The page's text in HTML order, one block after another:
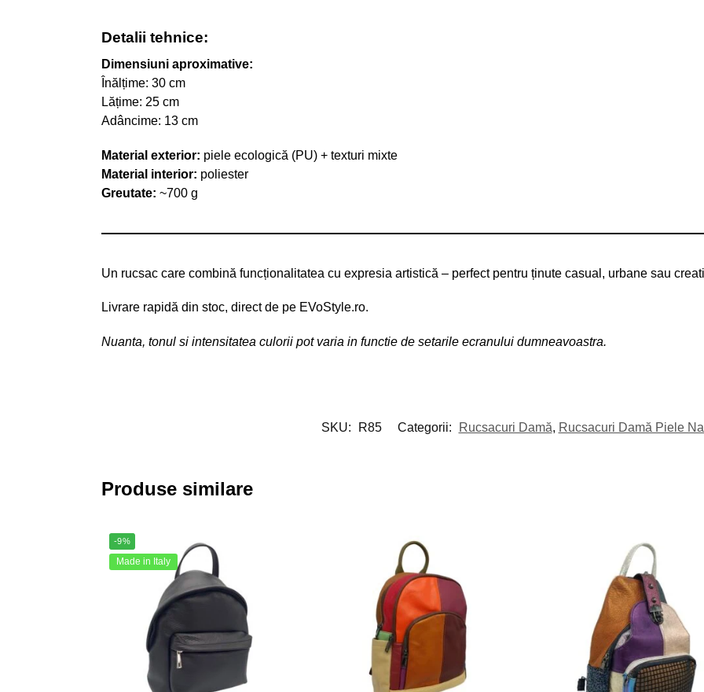
Detalii tehnice:
Dimensiuni aproximative:
Înălțime: 30 cm
Lățime: 25 cm
Adâncime: 13 cm
Material exterior: piele ecologică (PU) + texturi mixte
Material interior: poliester
Greutate: ~700 g
Un rucsac care combină funcționalitatea cu expresia artistică – perfect pentru ținute casual, urbane sau
Livrare rapidă din stoc, direct de pe EVoStyle.ro.
Nuanta, tonul si intensitatea culorii pot varia in functie de setarile ecranului dumneavoastra.
SKU: R85 Categorii: Rucsacuri Damă, Rucsacuri Damă Piele
Produse similare
-9%
Made in Italy